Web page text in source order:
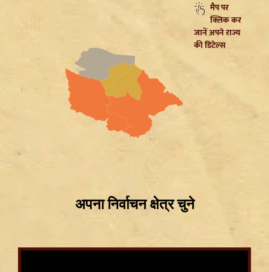
Mayawati on SP: गिरगिट की तरह रंग बदलती है सपा,
ब्राह्मणों को लुभाने के लिए Akhilesh Yadav का नया दांव
सम्मानजनक नौकरी
मैप पर
क्लिक कर
जानें अपने राज्य
की डिटेल्स